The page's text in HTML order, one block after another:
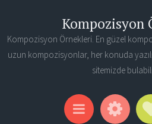
Kompozisyon
Kompozisyon Örnekleri. En güzel
uzun kompozisyonlar, her konuda
sitemizde